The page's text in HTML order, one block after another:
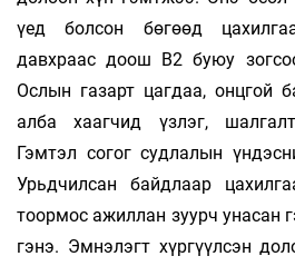
үед болсон бөгөөд
давхраас доош В2 буюу
Ослын газарт цагдаа, онцгой
алба хаагчид үзлэг,
Гэмтэл согог судлалын
Урьдчилсан байдлаар
тоормос ажиллан зуурч унасан
гэнэ. Эмнэлэгт хүргүүлсэн